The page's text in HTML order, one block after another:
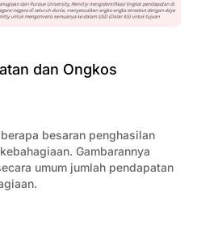
dan Ongkos
besaran penghasilan
Gambarannya
umum jumlah pendapatan